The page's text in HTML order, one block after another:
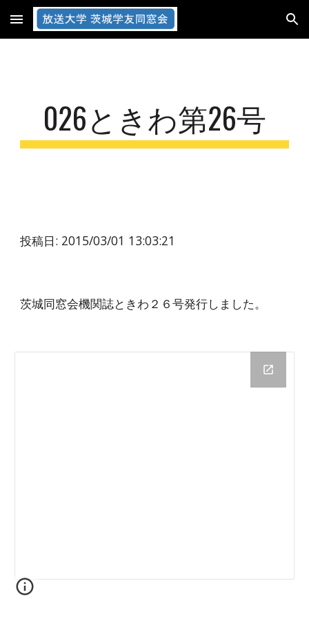
Skip to main content Skip to navigation
026ときわ第26号
投稿日: 2015/03/01 13:03:21
茨城同窓会機関誌ときわ２６号発行しました。